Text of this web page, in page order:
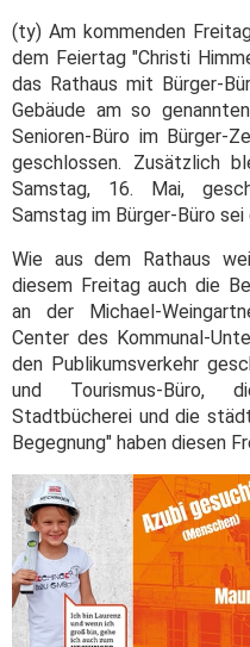
(ty) Am kommenden
dem Feiertag "Christi
das Rathaus mit Bürger-
Gebäude am so
Senioren-Büro im Bürger-
geschlossen. Zusätzlich
Samstag, 16. Mai,
Samstag im Bürger-Büro sei
Wie aus dem Rathaus
diesem Freitag auch die
an der Michael-
Center des Kommunal-
den Publikumsverkehr
und Tourismus-Büro,
Stadtbücherei und die
Begegnung" haben diesen